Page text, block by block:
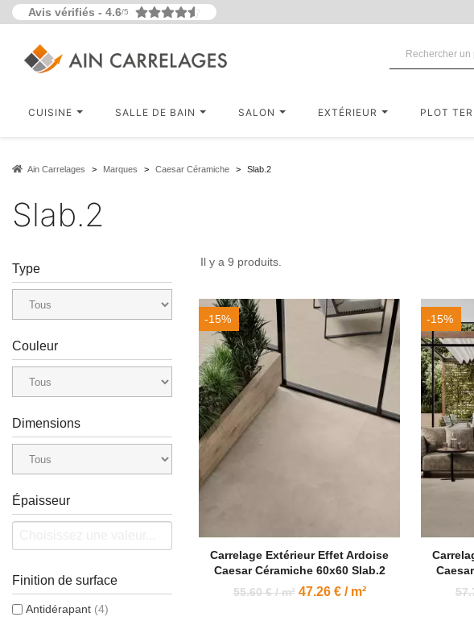
Avis vérifiés - 4.6/5
CUISINE SALLE DE BAIN SALON EXTÉRIEUR PLOT
Ain Carrelages Marques Caesar Céramiche Slab.2
Slab.2
Type
Couleur
Dimensions
Épaisseur
Finition de surface
Antidérapant (4)
Il y a 9 produits.
Carrelage Extérieur Effet Ardoise
Caesar Céramiche 60x60 Slab.2
55.60 € / m² 47.26 € / m²
-15% -15%